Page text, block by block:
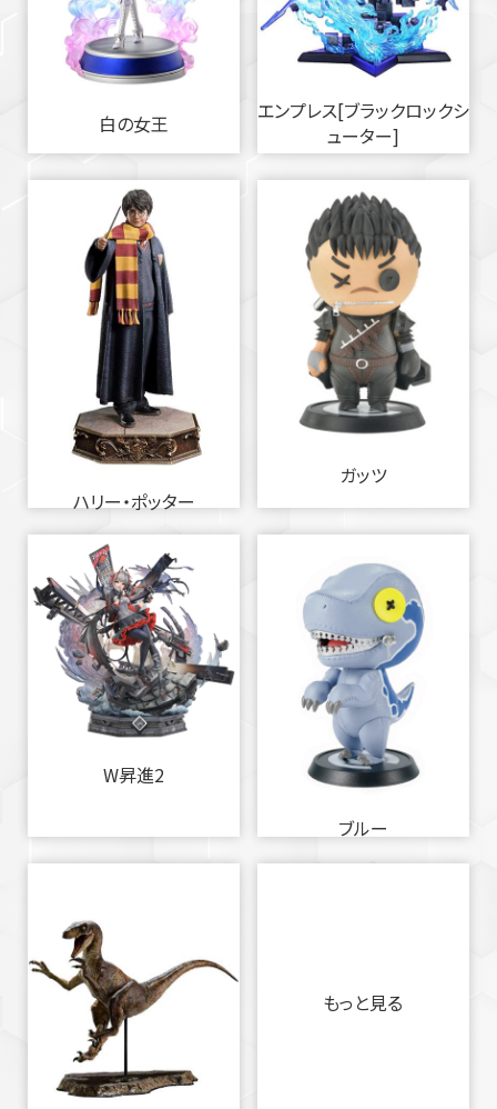
白の女王
エンプレス[ブラックロックシ
ューター]
ハリー・ポッター
ガッツ
W昇進2
ブルー
もっと見る